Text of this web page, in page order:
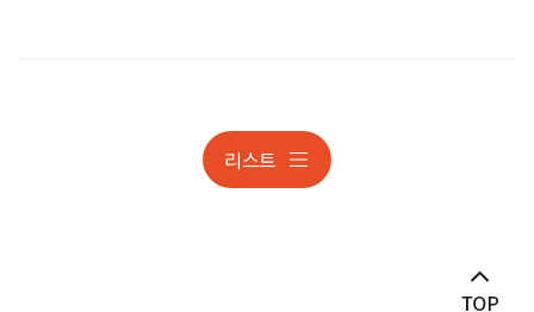
개인정보 조사대응 및 분쟁리스트